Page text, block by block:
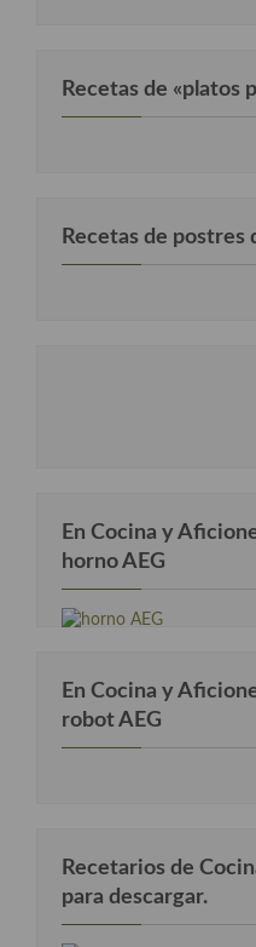
Recetas de «platos
Recetas de postres
En Cocina y
horno AEG
En Cocina y
robot AEG
Recetarios de
para descargar.